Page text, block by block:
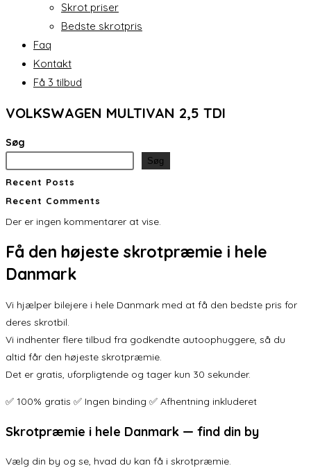
Skrot priser
Bedste skrotpris
Faq
Kontakt
Få 3 tilbud
VOLKSWAGEN MULTIVAN 2,5 TDI
Søg
Søg
Recent Posts
Recent Comments
Der er ingen kommentarer at vise.
Få den højeste skrotpræmie i hele
Danmark
Vi hjælper bilejere i hele Danmark med at få den bedste pris for
deres skrotbil.
Vi indhenter flere tilbud fra godkendte autoophuggere, så du
altid får den højeste skrotpræmie.
Det er gratis, uforpligtende og tager kun 30 sekunder.
✅ 100% gratis ✅ Ingen binding ✅ Afhentning inkluderet
Skrotpræmie i hele Danmark — find din by
Vælg din by og se, hvad du kan få i skrotpræmie.